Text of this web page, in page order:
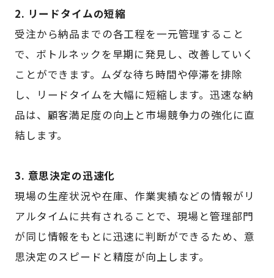
2. リードタイムの短縮
受注から納品までの各工程を一元管理すること
で、ボトルネックを早期に発見し、改善していく
ことができます。ムダな待ち時間や停滞を排除
し、リードタイムを大幅に短縮します。迅速な納
品は、顧客満足度の向上と市場競争力の強化に直
結します。
3. 意思決定の迅速化
現場の生産状況や在庫、作業実績などの情報がリ
アルタイムに共有されることで、現場と管理部門
が同じ情報をもとに迅速に判断ができるため、意
思決定のスピードと精度が向上します。